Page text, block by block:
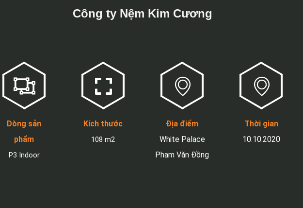
Công ty Nệm Kim Cương
Dòng sản
phẩm
P3 Indoor
Kích thước
108 m2
Địa điểm
White Palace
Phạm Văn Đồng
Thời gian
10.10.2020